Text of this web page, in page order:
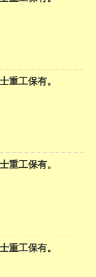
重工保有。
重工保有。
重工保有。